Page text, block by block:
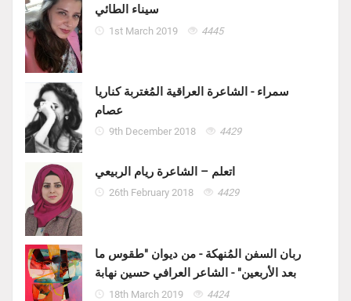
سيناء الطائي
1st March 2019 4445
سمراء - الشاعرة العراقية المُغتربة كناريا
عصام
9th December 2018 4429
اتعلم – الشاعرة ريام الربيعي
26th February 2018 4429
ربان السفن المُنهكة - من ديوان "طقوس ما
بعد الأربعين" - الشاعر العرافي حسين نهابة
18th March 2019 4424